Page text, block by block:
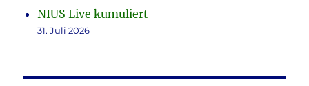
NIUS Live kumuliert
31. Juli 2026